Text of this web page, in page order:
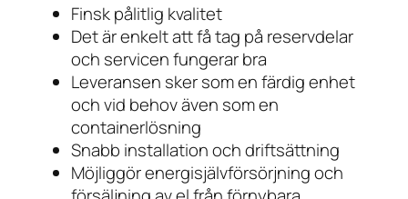
Finsk pålitlig kvalitet
Det är enkelt att få tag på reservdelar
och servicen fungerar bra
Leveransen sker som en färdig enhet
och vid behov även som en
containerlösning
Snabb installation och driftsättning
Möjliggör energisjälvförsörjning och